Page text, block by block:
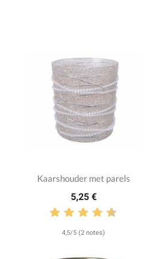
Kaarshouder met parels
5,25 €
4,5/5 (2 notes)